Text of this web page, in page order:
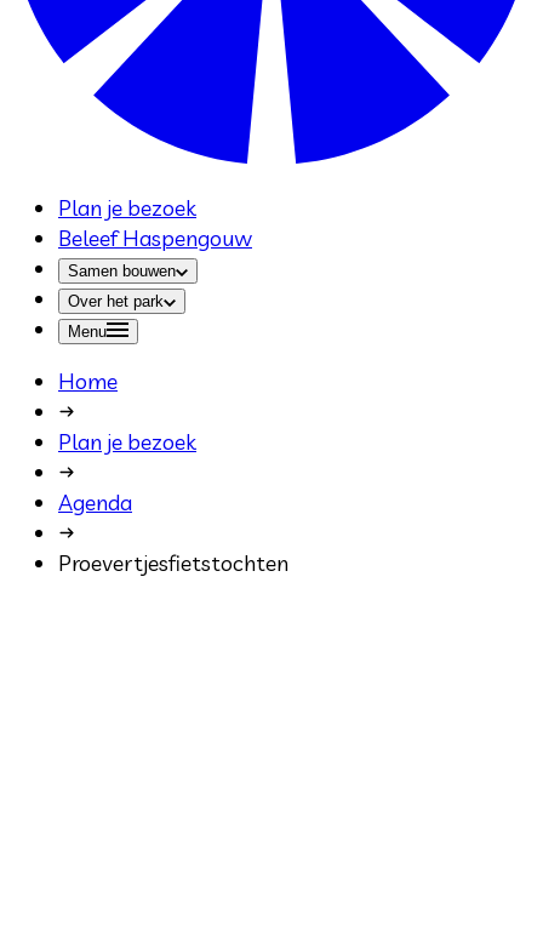
Plan je bezoek
Beleef Haspengouw
Samen bouwen
Over het park
Menu
Home
Plan je bezoek
Agenda
Proevertjesfietstochten